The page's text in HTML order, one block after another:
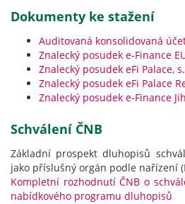
Dokumenty ke stažení
Auditovaná konsolidovaná
Znalecký posudek e-Finance
Znalecký posudek eFi Palace,
Znalecký posudek eFi Palace
Znalecký posudek e-Finance
Schválení ČNB
Základní prospekt dluhopisů
jako příslušný orgán podle nařízení
Kompletní rozhodnutí ČNB o
nabídkového programu dluhopisů